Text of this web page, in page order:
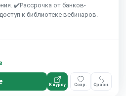
✔️Рассрочка от банков-
к библиотеке вебинаров.
К курсу Сохр. Сравн.